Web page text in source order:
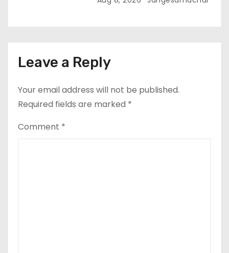
Leave a Reply
Your email address will not be published.
Required fields are marked *
Comment *